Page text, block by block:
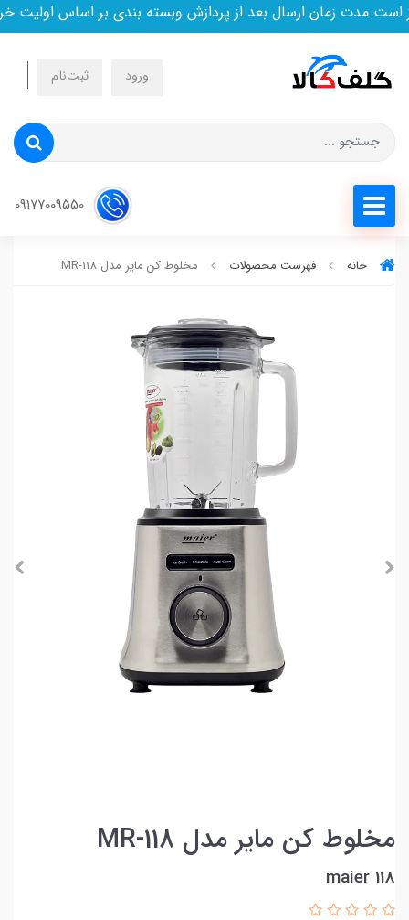
زمان ارسال بعد از پردازش وبسته بندی بر اساس اولیت
ورود ثبت‌نام
خانه فهرست محصولات مخلوط کن مایر مدل MR-118
مخلوط کن مایر مدل MR-118
maier 118